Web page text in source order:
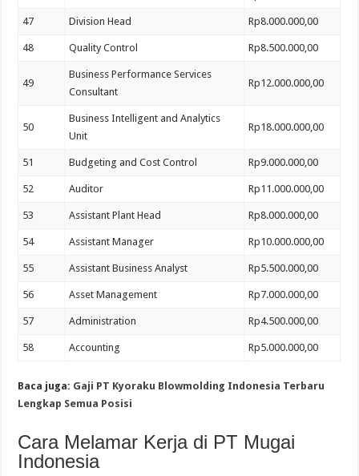
47 Division Head Rp8.000.000,00
48 Quality Control Rp8.500.000,00
49
Business Performance Services
Consultant
Rp12.000.000,00
50
Business Intelligent and Analytics
Unit
Rp18.000.000,00
51 Budgeting and Cost Control Rp9.000.000,00
52 Auditor Rp11.000.000,00
53 Assistant Plant Head Rp8.000.000,00
54 Assistant Manager Rp10.000.000,00
55 Assistant Business Analyst Rp5.500.000,00
56 Asset Management Rp7.000.000,00
57 Administration Rp4.500.000,00
58 Accounting Rp5.000.000,00
Baca juga: Gaji PT Kyoraku Blowmolding Indonesia Terbaru
Lengkap Semua Posisi
Cara Melamar Kerja di PT Mugai
Indonesia